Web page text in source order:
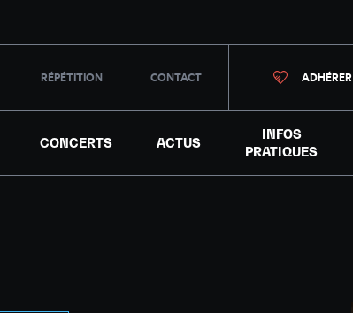
RÉPÉTITION CONTACT ADHÉRER
CONCERTS ACTUS
INFOS
PRATIQUES